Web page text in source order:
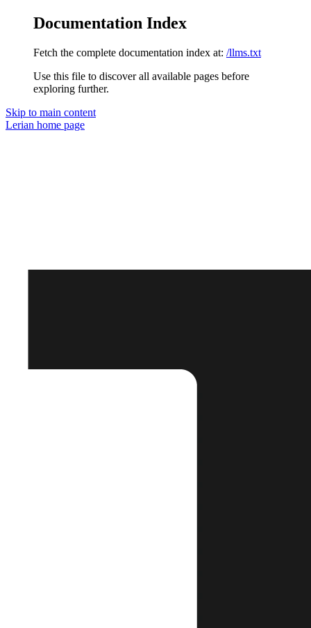
Documentation Index
Fetch the complete documentation index at: /llms.txt
Use this file to discover all available pages before
exploring further.
Skip to main content
Lerian home page